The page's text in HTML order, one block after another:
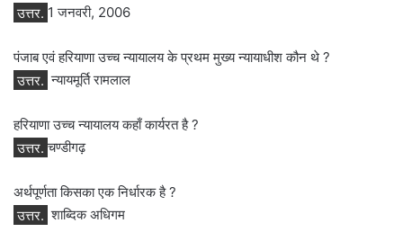
उत्तर. 1 जनवरी, 2006
पंजाब एवं हरियाणा उच्च न्यायालय के प्रथम मुख्य न्यायाधीश कौन थे ?
उत्तर. न्यायमूर्ति रामलाल
हरियाणा उच्च न्यायालय कहाँ कार्यरत है ?
उत्तर. चण्डीगढ़
अर्थपूर्णता किसका एक निर्धारक है ?
उत्तर. शाब्दिक अधिगम